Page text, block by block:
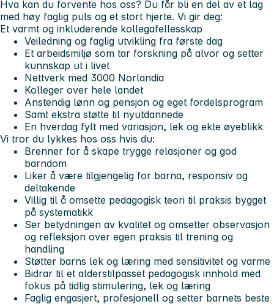
Hva kan du forvente hos oss? Du får bli en del av et lag
med høy faglig puls og et stort hjerte. Vi gir deg:
Et varmt og inkluderende kollegafellesskap
Veiledning og faglig utvikling fra første dag
Et arbeidsmiljø som tar forskning på alvor og setter
kunnskap ut i livet
Nettverk med 3000 Norlandia
Kolleger over hele landet
Anstendig lønn og pensjon og eget fordelsprogram
Samt ekstra støtte til nyutdannede
En hverdag fylt med variasjon, lek og ekte øyeblikk
Vi tror du lykkes hos oss hvis du:
Brenner for å skape trygge relasjoner og god
barndom
Liker å være tilgjengelig for barna, responsiv og
deltakende
Villig til å omsette pedagogisk teori til praksis bygget
på systematikk
Ser betydningen av kvalitet og omsetter observasjon
og refleksjon over egen praksis til trening og
handling
Støtter barns lek og læring med sensitivitet og varme
Bidrar til et alderstilpasset pedagogisk innhold med
fokus på tidlig stimulering, lek og læring
Faglig engasjert, profesjonell og setter barnets beste